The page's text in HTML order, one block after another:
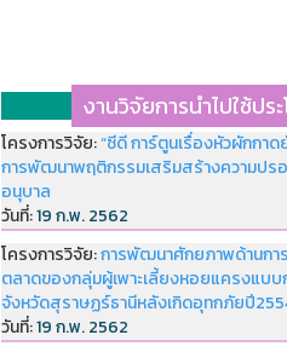
งานวิจัยการนำไปใช้ปร
โครงการวิจัย:“ซีดี การ์ตูนเรื่องหัวผักกาด
การพัฒนาพฤติกรรมเสริมสร้างความปร
อนุบาล
วันที่:19 ก.พ. 2562
โครงการวิจัย:การพัฒนาศักยภาพด้านกา
ตลาดของกลุ่มผู้เพาะเลี้ยงหอยแครงแบบ
จังหวัดสุราษฏร์ธานีหลังเกิดอุทกภัยปี
วันที่:19 ก.พ. 2562